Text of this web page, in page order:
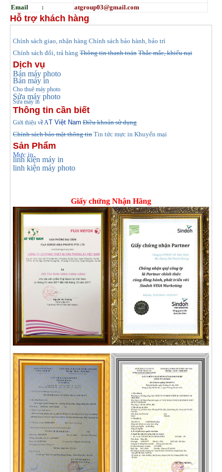
Email : atgroup03@gmail.com
Hỗ trợ khách hàng
Chính sách giao, nhận hàng Chính sách bảo hành, bảo trì
Chính sách đổi, trả hàng Thông tin thanh toán Thắc mắc, khiếu nại
Dịch vụ
Bán máy photo
Bán máy in
Cho thuê máy photo
Sửa máy photo
Sửa máy in
Thông tin cần biết
Giới thiệu về AT Việt Nam Điều khoản sử dụng
Chính sách bảo mật thông tin Tin tức mực in Khuyến mại
Sản Phẩm
Mực in
linh kiện máy in
linh kiện máy photo
Giấy chứng Nhận Hãng